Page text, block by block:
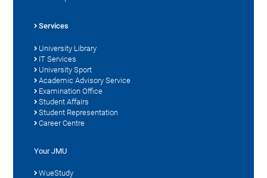
Services
University Library
IT Services
University Sport
Academic Advisory Service
Examination Office
Student Affairs
Student Representation
Career Centre
Your JMU
WueStudy